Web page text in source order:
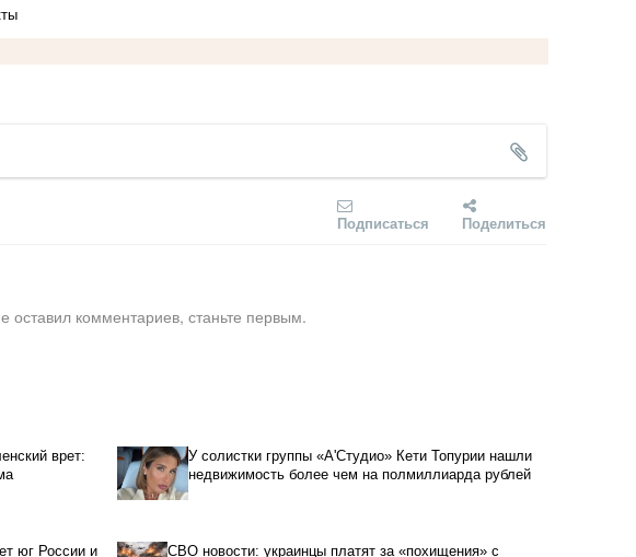
Подписаться Поделиться
оставил комментариев, станьте первым.
врет:
У солистки группы «А'Студио» Кети Топурии нашли
недвижимость более чем на полмиллиарда рублей
юг России и СВО новости: украинцы платят за «похищения» с